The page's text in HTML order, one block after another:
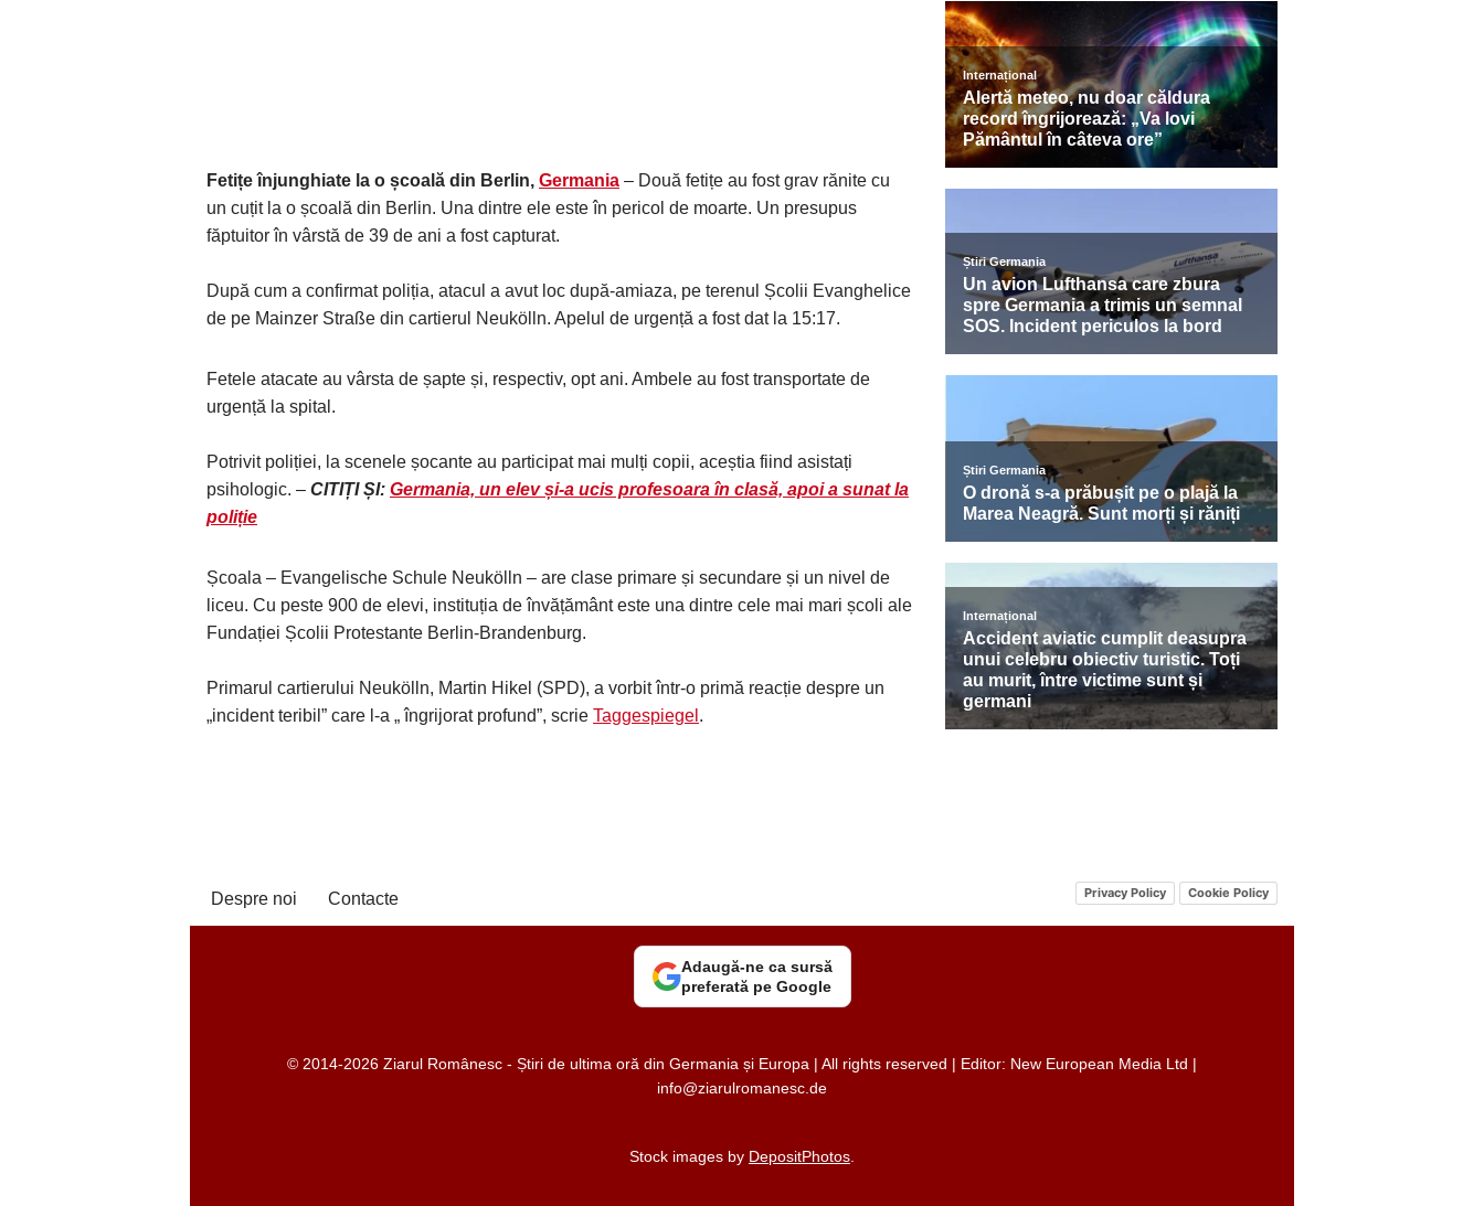
Fetițe înjunghiate la o școală din Berlin, Germania – Două fetițe au fost grav rănite cu
un cuțit la o școală din Berlin. Una dintre ele este în pericol de moarte. Un presupus
făptuitor în vârstă de 39 de ani a fost capturat.
După cum a confirmat poliția, atacul a avut loc după-amiaza, pe terenul Școlii Evanghelice
de pe Mainzer Straße din cartierul Neukölln. Apelul de urgență a fost dat la 15:17.
Fetele atacate au vârsta de șapte și, respectiv, opt ani. Ambele au fost transportate de
urgență la spital.
Potrivit poliției, la scenele șocante au participat mai mulți copii, aceștia fiind asistați
psihologic. – CITIȚI ȘI: Germania, un elev și-a ucis profesoara în clasă, apoi a sunat la
poliție
Școala – Evangelische Schule Neukölln – are clase primare și secundare și un nivel de
liceu. Cu peste 900 de elevi, instituția de învățământ este una dintre cele mai mari școli ale
Fundației Școlii Protestante Berlin-Brandenburg.
Primarul cartierului Neukölln, Martin Hikel (SPD), a vorbit într-o primă reacție despre un
„incident teribil” care l-a „ îngrijorat profund”, scrie Taggespiegel .
Despre noi Contacte Privacy Policy Cookie Policy
Adaugă-ne ca sursă
preferată pe Google
© 2014-2026 Ziarul Românesc - Știri de ultima oră din Germania și Europa | All rights reserved | Editor: New European Media Ltd |
info@ziarulromanesc.de
Stock images by DepositPhotos